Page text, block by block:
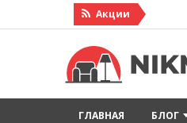
Акции
ГЛАВНАЯ БЛОГ